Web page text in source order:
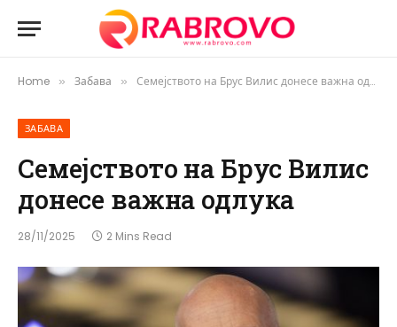
Home » Забава » Семејството на Брус Вилис донесе важна одлука
ЗАБАВА
Семејството на Брус Вилис
донесе важна одлука
28/11/2025 2 Mins Read